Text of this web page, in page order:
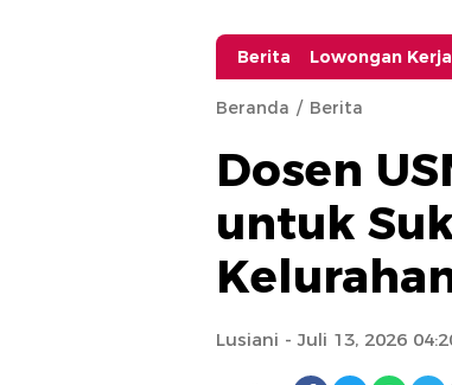
Berita Lowongan Kerja
Beranda Berita
Dosen
untuk
Lusiani - Juli 13, 2026